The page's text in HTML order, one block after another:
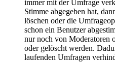
immer mit der Umfrage
Stimme abgegeben hat,
löschen oder die
schon ein Benutzer
nur noch von Moderatoren
oder gelöscht werden.
laufenden Umfragen